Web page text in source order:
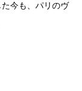
今も、パリのヴ